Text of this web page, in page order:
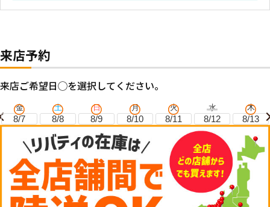
来店予約
来店ご希望日◯を選択してください。
金
8/7
土
8/8
日
8/9
月
8/10
火
8/11
水
8/12
木
8/13